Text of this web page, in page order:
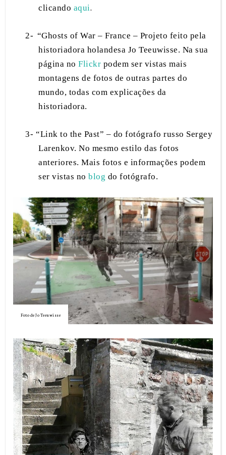
clicando aqui.
2- “Ghosts of War – France – Projeto feito pela
historiadora holandesa Jo Teeuwisse. Na sua
página no Flickr podem ser vistas mais
montagens de fotos de outras partes do
mundo, todas com explicações da
historiadora.
3- “Link to the Past” – do fotógrafo russo Sergey
Larenkov. No mesmo estilo das fotos
anteriores. Mais fotos e informações podem
ser vistas no blog do fotógrafo.
Foto de Jo Teeuwisse